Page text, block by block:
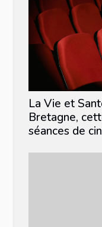
La Vie et
Bretagne,
séances de